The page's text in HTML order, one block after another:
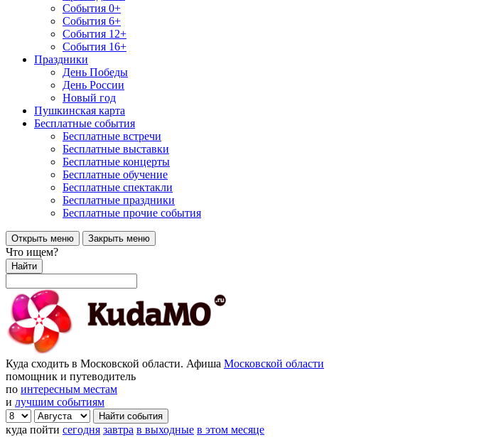
События 0+
События 6+
События 12+
События 16+
Праздники
День Победы
День России
Новый год
Пушкинская карта
Бесплатные события
Бесплатные встречи
Бесплатные выставки
Бесплатные концерты
Бесплатные обучение
Бесплатные спектакли
Бесплатные праздники
Бесплатные прочие события
Открыть меню Закрыть меню
Что ищем?
Найти
Куда сходить в Московской области. Афиша Московской области
помощник и путеводитель
по интересным местам
и лучшим событиям
куда пойти сегодня завтра в выходные в этом месяце